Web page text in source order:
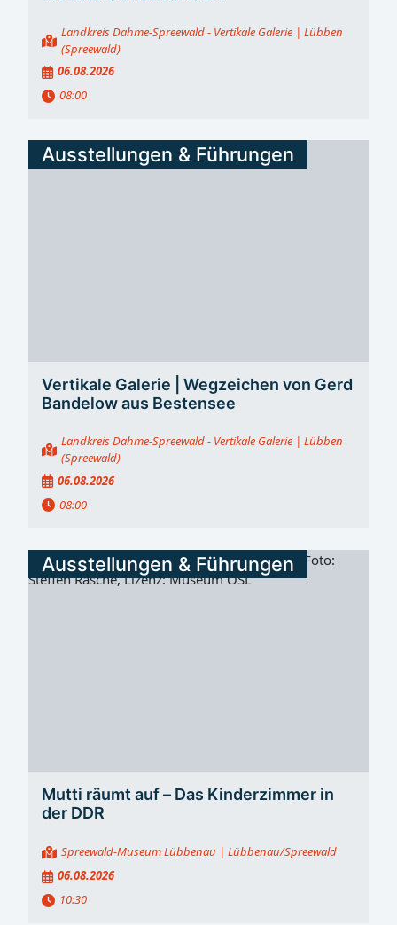
Landkreis Dahme-Spreewald - Vertikale Galerie | Lübben
(Spreewald)
06.08.2026
08:00
Ausstellungen & Führungen
Vertikale Galerie | Wegzeichen von Gerd
Bandelow aus Bestensee
Landkreis Dahme-Spreewald - Vertikale Galerie | Lübben
(Spreewald)
06.08.2026
08:00
Ausstellungen & Führungen
Mutti räumt auf – Das Kinderzimmer in
der DDR
Spreewald-Museum Lübbenau | Lübbenau/Spreewald
06.08.2026
10:30